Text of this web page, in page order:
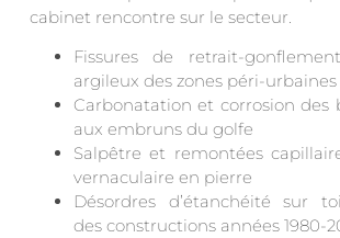
cabinet rencontre sur le secteur.
Fissures de retrait-
argileux des zones péri-urbaines
Carbonatation et corrosion des
aux embruns du golfe
Salpêtre et remontées
vernaculaire en pierre
Désordres d’étanchéité sur
des constructions années 1980-